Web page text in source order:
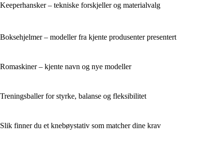
Keeperhansker – tekniske forskjeller og materialvalg
Boksehjelmer – modeller fra kjente produsenter presentert
Romaskiner – kjente navn og nye modeller
Treningsballer for styrke, balanse og fleksibilitet
Slik finner du et knebøystativ som matcher dine krav